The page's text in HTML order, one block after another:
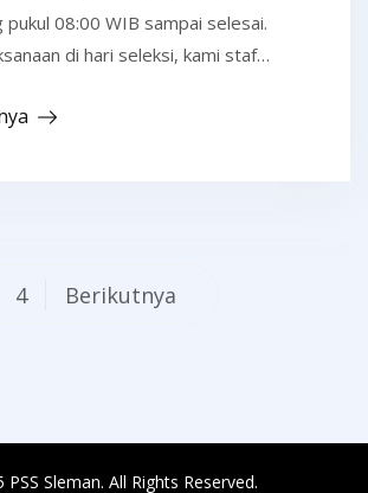
pukul 08:00 WIB sampai selesai.
di hari seleksi, kami staf…
4 Berikutnya
Sleman. All Rights Reserved.